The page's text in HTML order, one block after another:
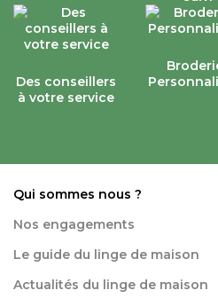
Des conseillers
à votre service
Qui sommes nous ?
Nos engagements
Le guide du linge de maison
Actualités du linge de maison